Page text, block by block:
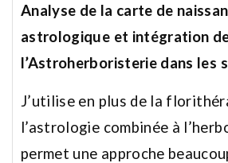
Analyse de la carte de
astrologique et intégration
l’Astroherboristerie dans les
J’utilise en plus de la
l’astrologie combinée à
permet une approche